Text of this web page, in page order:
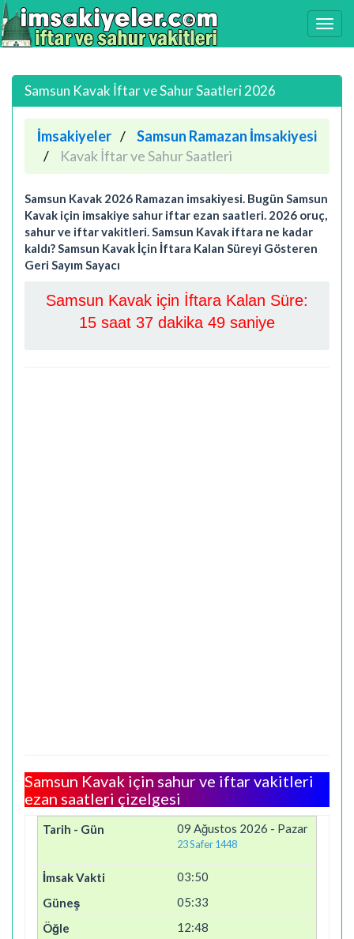
Samsun Kavak İftar ve Sahur Saatleri 2026
İmsakiyeler
Samsun Ramazan İmsakiyesi
Kavak İftar ve Sahur Saatleri
Samsun Kavak 2026 Ramazan imsakiyesi. Bugün Samsun
Kavak için imsakiye sahur iftar ezan saatleri. 2026 oruç,
sahur ve iftar vakitleri. Samsun Kavak iftara ne kadar
kaldı? Samsun Kavak İçin İftara Kalan Süreyi Gösteren
Geri Sayım Sayacı
Samsun Kavak için İftara Kalan Süre:
15 saat 37 dakika 48 saniye
Samsun Kavak için sahur ve iftar vakitleri
ezan saatleri çizelgesi
09 Ağustos 2026 - Pazar
23 Safer 1448
03:50
05:33
12:48